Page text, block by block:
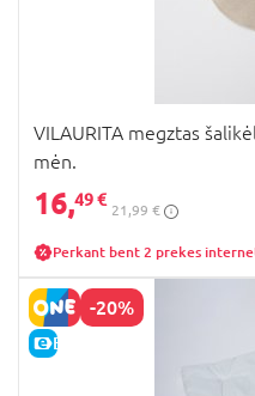
VILAURITA megztas
mėn.
16,49 €
21,99 €
Perkant bent 2 prekes
-20%
E-KAINA